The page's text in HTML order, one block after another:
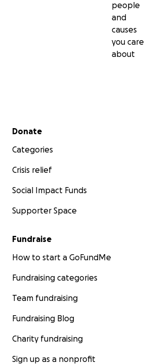
people
and
causes
you care
about
Secondary menu
Donate
Categories
Crisis relief
Social Impact Funds
Supporter Space
Fundraise
How to start a GoFundMe
Fundraising categories
Team fundraising
Fundraising Blog
Charity fundraising
Sign up as a nonprofit